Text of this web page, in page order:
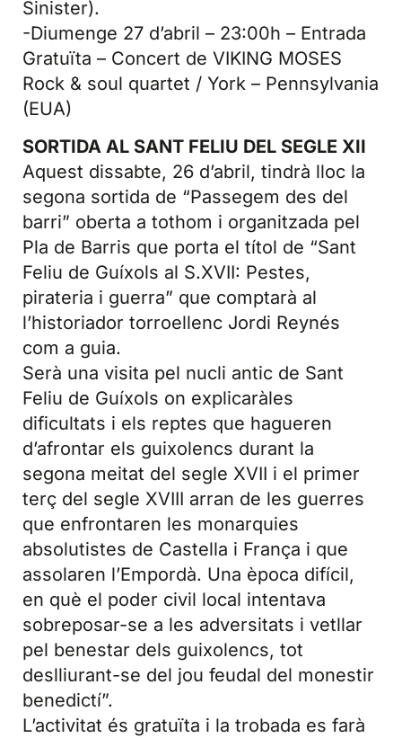
Sinister).
-Diumenge 27 d’abril – 23:00h – Entrada
Gratuïta – Concert de VIKING MOSES
Rock & soul quartet / York – Pennsylvania
(EUA)
SORTIDA AL SANT FELIU DEL SEGLE XII
Aquest dissabte, 26 d’abril, tindrà lloc la
segona sortida de “Passegem des del
barri” oberta a tothom i organitzada pel
Pla de Barris que porta el títol de “Sant
Feliu de Guíxols al S.XVII: Pestes,
pirateria i guerra” que comptarà al
l’historiador torroellenc Jordi Reynés
com a guia.
Serà una visita pel nucli antic de Sant
Feliu de Guíxols on explicaràles
dificultats i els reptes que hagueren
d’afrontar els guixolencs durant la
segona meitat del segle XVII i el primer
terç del segle XVIII arran de les guerres
que enfrontaren les monarquies
absolutistes de Castella i França i que
assolaren l’Empordà. Una època difícil,
en què el poder civil local intentava
sobreposar-se a les adversitats i vetllar
pel benestar dels guixolencs, tot
deslliurant-se del jou feudal del monestir
benedictí”.
L’activitat és gratuïta i la trobada es farà